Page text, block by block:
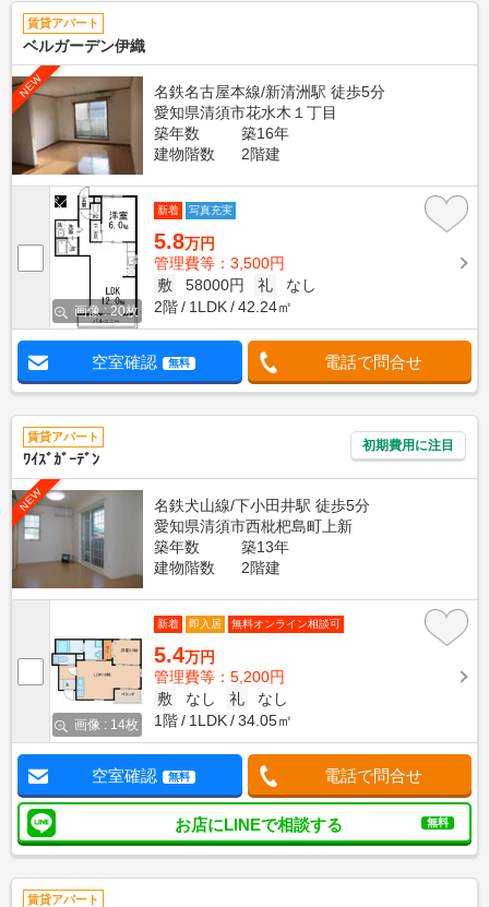
賃貸アパート
ベルガーデン伊織
NEW
名鉄名古屋本線/新清洲駅 徒歩5分
愛知県清須市花水木１丁目
築年数
築16年
建物階数
2階建
画像 : 20枚
新着 写真充実
5.8万円
管理費等：3,500円
敷
58000円 礼
なし
2階
1LDK 42.24㎡
空室確認 無料 電話で問合せ
賃貸アパート
ﾜｲｽﾞｶﾞｰﾃﾞﾝ
初期費用に注目
NEW
名鉄犬山線/下小田井駅 徒歩5分
愛知県清須市西枇杷島町上新
築年数
築13年
建物階数
2階建
画像 : 14枚
新着 即入居 無料オンライン相談可
5.4万円
管理費等：5,200円
敷
なし 礼
なし
1階
1LDK 34.05㎡
空室確認 無料 電話で問合せ
お店にLINEで相談する 無料
賃貸アパート